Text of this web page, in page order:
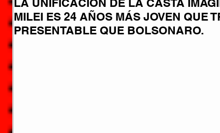
LA UNIFICACIÓN DE LA CASTA
MILEI ES 24 AÑOS MÁS JOVEN QUE
PRESENTABLE QUE BOLSONARO.